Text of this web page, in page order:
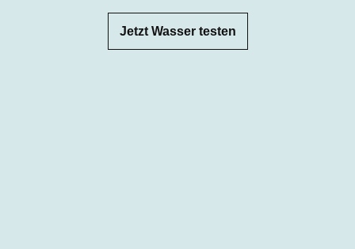
Jetzt Wasser testen